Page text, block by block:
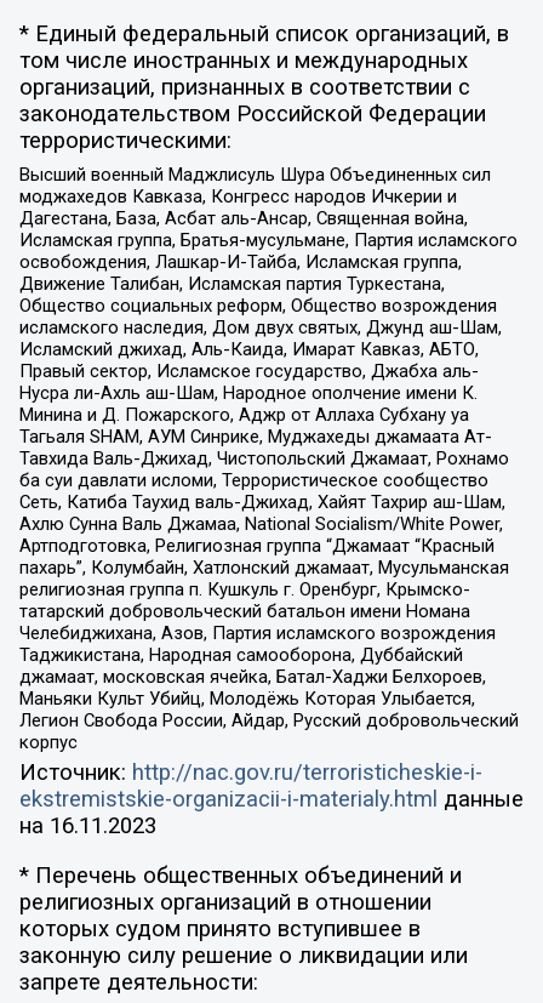
* Единый федеральный список организаций, в
том числе иностранных и международных
организаций, признанных в соответствии с
законодательством Российской Федерации
террористическими:
Высший военный Маджлисуль Шура Объединенных сил
моджахедов Кавказа, Конгресс народов Ичкерии и
Дагестана, База, Асбат аль-Ансар, Священная война,
Исламская группа, Братья-мусульмане, Партия исламского
освобождения, Лашкар-И-Тайба, Исламская группа,
Движение Талибан, Исламская партия Туркестана,
Общество социальных реформ, Общество возрождения
исламского наследия, Дом двух святых, Джунд аш-Шам,
Исламский джихад, Аль-Каида, Имарат Кавказ, АБТО,
Правый сектор, Исламское государство, Джабха аль-
Нусра ли-Ахль аш-Шам, Народное ополчение имени К.
Минина и Д. Пожарского, Аджр от Аллаха Субхану уа
Тагьаля SHAM, АУМ Синрике, Муджахеды джамаата Ат-
Тавхида Валь-Джихад, Чистопольский Джамаат, Рохнамо
ба суи давлати исломи, Террористическое сообщество
Сеть, Катиба Таухид валь-Джихад, Хайят Тахрир аш-Шам,
Ахлю Сунна Валь Джамаа, National Socialism/White Power,
Артподготовка, Религиозная группа “Джамаат “Красный
пахарь”, Колумбайн, Хатлонский джамаат, Мусульманская
религиозная группа п. Кушкуль г. Оренбург, Крымско-
татарский добровольческий батальон имени Номана
Челебиджихана, Азов, Партия исламского возрождения
Таджикистана, Народная самооборона, Дуббайский
джамаат, московская ячейка, Батал-Хаджи Белхороев,
Маньяки Культ Убийц, Молодёжь Которая Улыбается,
Легион Свобода России, Айдар, Русский добровольческий
корпус
Источник: http://nac.gov.ru/terroristicheskie-i-
ekstremistskie-organizacii-i-materialy.html данные
на 16.11.2023
* Перечень общественных объединений и
религиозных организаций в отношении
которых судом принято вступившее в
законную силу решение о ликвидации или
запрете деятельности: